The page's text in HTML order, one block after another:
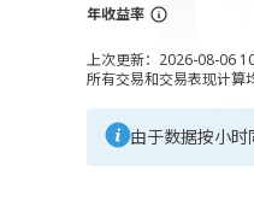
年收益率
上次更新：2026-08-06
所有交易和交易表现计算
由于数据按小时